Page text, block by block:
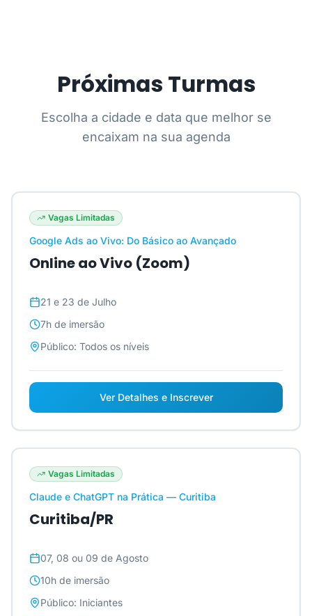
Próximas Turmas
Escolha a cidade e data que melhor se
encaixam na sua agenda
Vagas Limitadas
Google Ads ao Vivo: Do Básico ao Avançado
Online ao Vivo (Zoom)
21 e 23 de Julho
7h de imersão
Público: Todos os níveis
Ver Detalhes e Inscrever
Vagas Limitadas
Claude e ChatGPT na Prática — Curitiba
Curitiba/PR
07, 08 ou 09 de Agosto
10h de imersão
Público: Iniciantes